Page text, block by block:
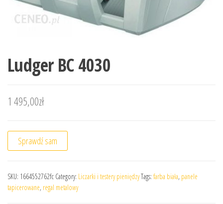
Ludger BC 4030
1 495,00zł
Sprawdź sam
SKU: 1664552762fc Category: Liczarki i testery pieniędzyTags: farba biała, panele
tapicerowane, regal metalowy